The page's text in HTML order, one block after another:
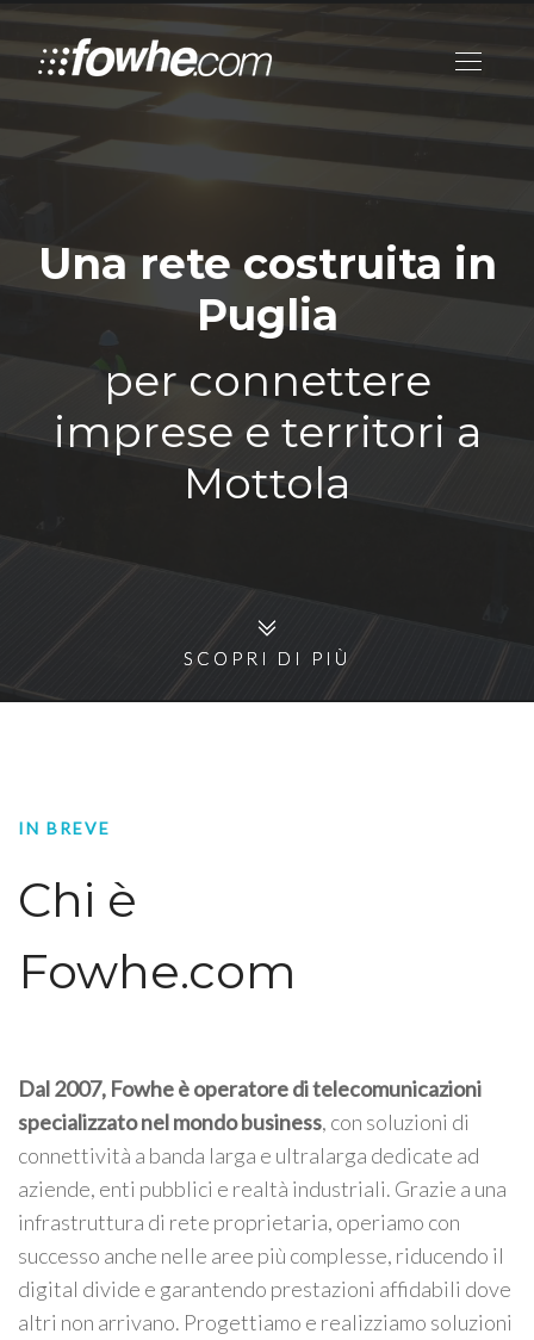
Una rete costruita in
Puglia
per connettere
imprese e territori a
Mottola
SCOPRI DI PIÙ
SCOPRI DI PIÙ
IN BREVE
Chi è
Fowhe.com
Dal 2007, Fowhe è operatore di telecomunicazioni
specializzato nel mondo business, con soluzioni di
connettività a banda larga e ultralarga dedicate ad
aziende, enti pubblici e realtà industriali. Grazie a una
infrastruttura di rete proprietaria, operiamo con
successo anche nelle aree più complesse, riducendo il
digital divide e garantendo prestazioni affidabili dove
altri non arrivano. Progettiamo e realizziamo soluzioni